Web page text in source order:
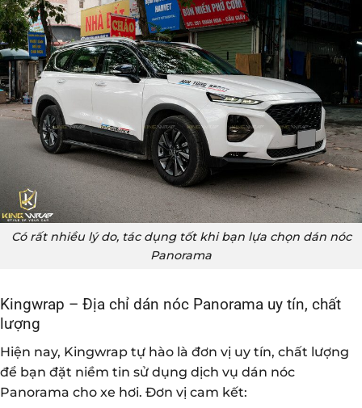
Có rất nhiều lý do, tác dụng tốt khi bạn lựa chọn dán nóc
Panorama
Kingwrap – Địa chỉ dán nóc Panorama uy tín, chất
lượng
Hiện nay, Kingwrap tự hào là đơn vị uy tín, chất lượng
để bạn đặt niềm tin sử dụng dịch vụ dán nóc
Panorama cho xe hơi. Đơn vị cam kết: